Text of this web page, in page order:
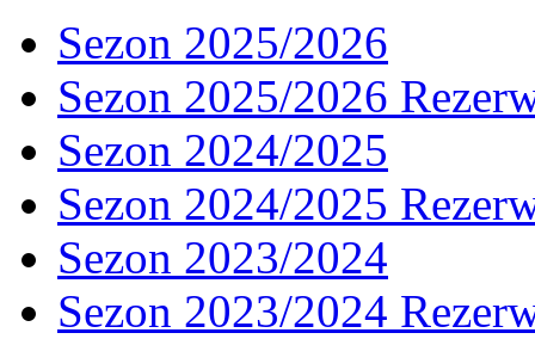
Sezon 2025/2026
Sezon 2025/2026
Sezon 2024/2025
Sezon 2024/2025
Sezon 2023/2024
Sezon 2023/2024